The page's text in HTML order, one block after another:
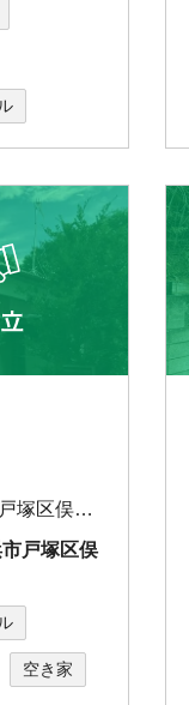
神奈川県 / 横浜市戸塚区俣野町
市戸塚区俣
空き家